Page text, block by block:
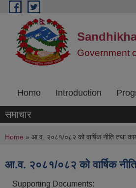
Skip to main content
Government
Home Introduction
समाचार
You are here
Home » आ.व. २०८१/०८२ को वार्षिक नीति तथा
आ.व. २०८१/०८२ को वार्षिक
Supporting Documents: